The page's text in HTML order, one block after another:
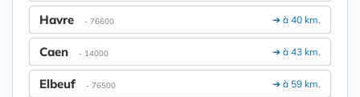
➔ à 40 km.
Havre - 76600
➔ à 43 km.
Caen - 14000
➔ à 59 km.
Elbeuf - 76500